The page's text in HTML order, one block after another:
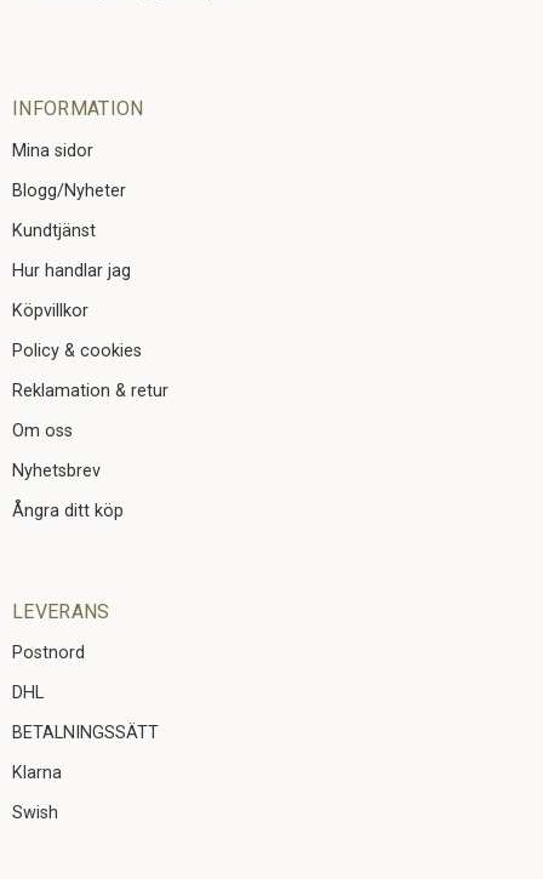
INFORMATION
Mina sidor
Blogg/Nyheter
Kundtjänst
Hur handlar jag
Köpvillkor
Policy & cookies
Reklamation & retur
Om oss
Nyhetsbrev
Ångra ditt köp
LEVERANS
Postnord
DHL
BETALNINGSSÄTT
Klarna
Swish